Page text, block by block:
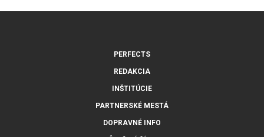
PERFECTS
REDAKCIA
INŠTITÚCIE
PARTNERSKÉ MESTÁ
DOPRAVNÉ INFO